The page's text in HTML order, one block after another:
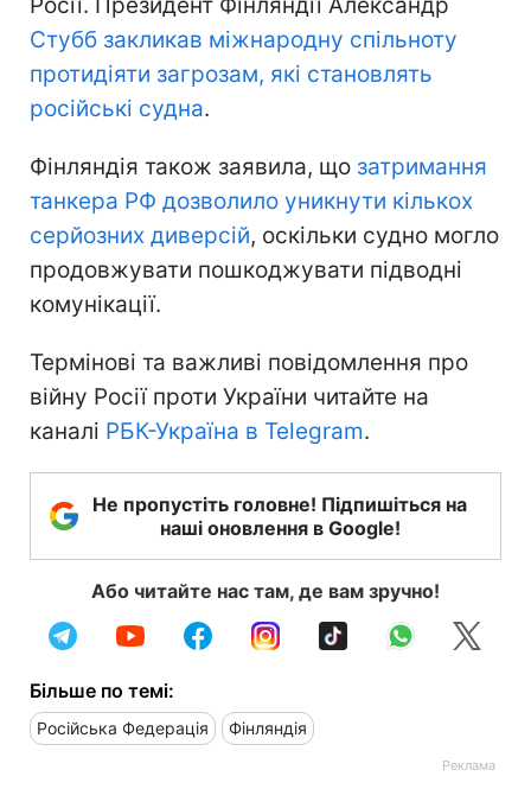
Стубб закликав міжнародну спільноту
протидіяти загрозам, які становлять
російські судна.
Фінляндія також заявила, що затримання
танкера РФ дозволило уникнути кількох
серйозних диверсій, оскільки судно могло
продовжувати пошкоджувати підводні
комунікації.
Термінові та важливі повідомлення про
війну Росії проти України читайте на
каналі РБК-Україна в Telegram.
Не пропустіть головне! Підпишіться на
наші оновлення в Google!
Або читайте нас там, де вам зручно!
Більше по темі:
Російська Федерація Фінляндія